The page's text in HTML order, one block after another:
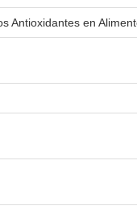
Antioxidantes en